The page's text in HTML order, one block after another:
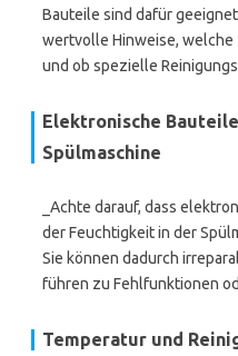
Bauteile sind dafür
wertvolle Hinweise, welche
und ob spezielle
Elektronische
Spülmaschine
_Achte darauf, dass
der Feuchtigkeit in der
Sie können dadurch
führen zu Fehlfunktionen
Temperatur und